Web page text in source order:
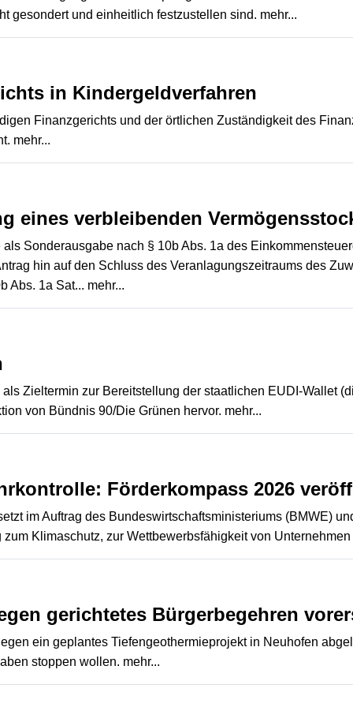
gesondert und einheitlich festzustellen sind. mehr...
in Kindergeldverfahren
Finanzgerichts und der örtlichen Zuständigkeit des
mehr...
eines verbleibenden
Sonderausgabe nach § 10b Abs. 1a des
hin auf den Schluss des Veranlagungszeitraums des
Abs. 1a Sat... mehr...
Zieltermin zur Bereitstellung der staatlichen EUDI-Wallet
von Bündnis 90/Die Grünen hervor. mehr...
Förderkompass 2026
im Auftrag des Bundeswirtschaftsministeriums (BMWE)
Klimaschutz, zur Wettbewerbsfähigkeit von
gerichtetes Bürgerbegehren
ein geplantes Tiefengeothermieprojekt in Neuhofen
stoppen wollen. mehr...